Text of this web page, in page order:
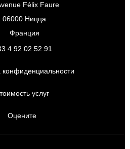
Félix Faure
06000 Ницца
Франция
4 92 02 52 91
конфиденциальности
услуг
Оцените